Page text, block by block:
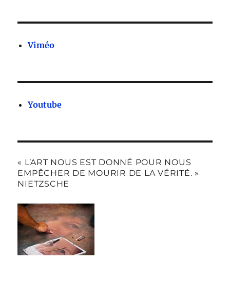
Viméo
Youtube
« L’ART NOUS EST DONNÉ POUR NOUS
EMPÊCHER DE MOURIR DE LA VÉRITÉ. »
NIETZSCHE